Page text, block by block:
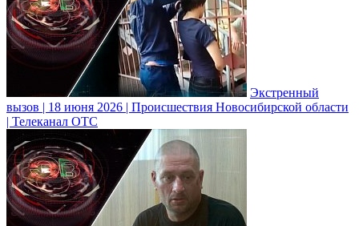
Экстренный
вызов | 18 июня 2026 | Происшествия Новосибирской области
| Телеканал ОТС